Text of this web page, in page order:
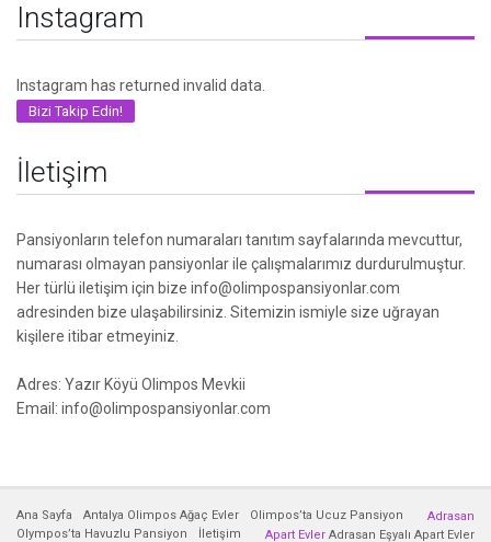
Instagram
Instagram has returned invalid data.
Bizi Takip Edin!
İletişim
Pansiyonların telefon numaraları tanıtım sayfalarında mevcuttur,
numarası olmayan pansiyonlar ile çalışmalarımız durdurulmuştur.
Her türlü iletişim için bize info@olimpospansiyonlar.com
adresinden bize ulaşabilirsiniz. Sitemizin ismiyle size uğrayan
kişilere itibar etmeyiniz.
Adres: Yazır Köyü Olimpos Mevkii
Email: info@olimpospansiyonlar.com
Ana Sayfa Antalya Olimpos Ağaç Evler
Olimpos’ta Ucuz Pansiyon
Olympos’ta Havuzlu Pansiyon
İletişim
Adrasan
Apart Evler Adrasan Eşyalı Apart Evler